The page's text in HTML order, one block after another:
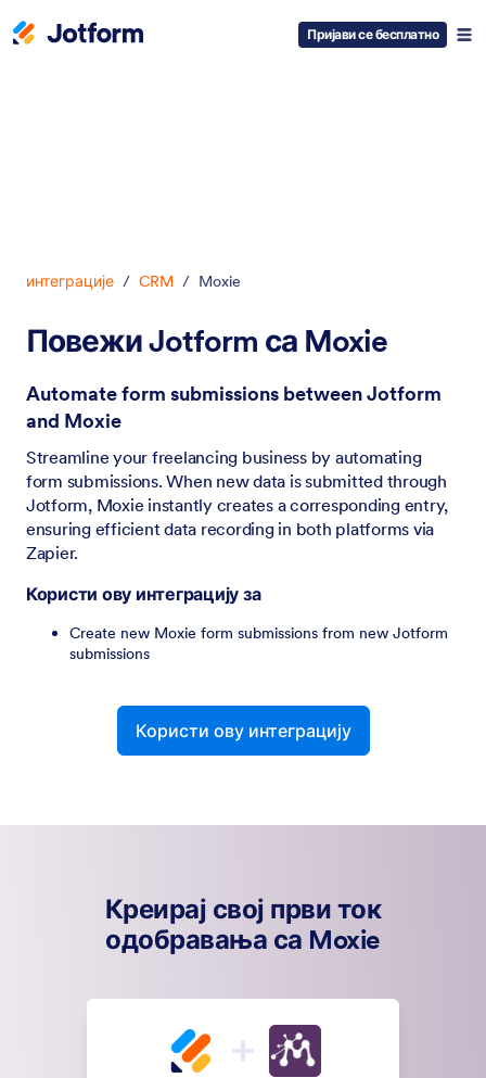
Пријави се бесплатно
интеграције / CRM / Moxie
Повежи Jotform са Moxie
Automate form submissions between Jotform
and Moxie
Streamline your freelancing business by automating
form submissions. When new data is submitted through
Jotform, Moxie instantly creates a corresponding entry,
ensuring efficient data recording in both platforms via
Zapier.
Користи ову интеграцију за
Create new Moxie form submissions from new Jotform
submissions
Користи ову интеграцију
Креирај свој први ток
одобравања са Moxie